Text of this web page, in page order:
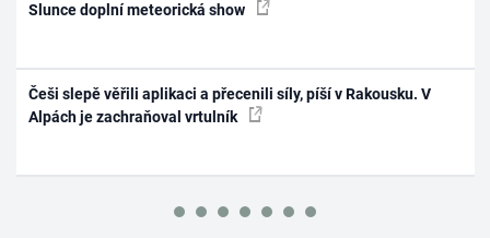
Slunce doplní meteorická show
Češi slepě věřili aplikaci a přecenili síly, píší v Rakousku. V
Alpách je zachraňoval vrtulník